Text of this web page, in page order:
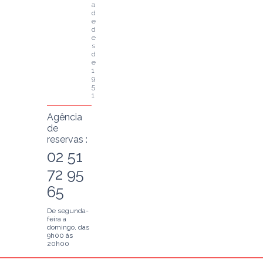
a
d
e
d
e
s
d
e
1
9
5
1
Agência
de
reservas :
02 51
72 95
65
De segunda-
feira a
domingo, das
9h00 às
20h00